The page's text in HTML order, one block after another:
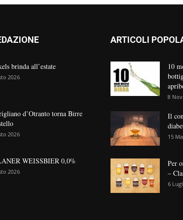
brinda all’estate
2026
d’Otranto torna Birre
2026
WEISSBIER 0,0%
2026
ARTICOLI
10
8
Il
15
Per
–
6